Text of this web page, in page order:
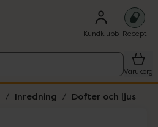
Kundklubb Recept
Varukorg
Inredning Dofter och ljus